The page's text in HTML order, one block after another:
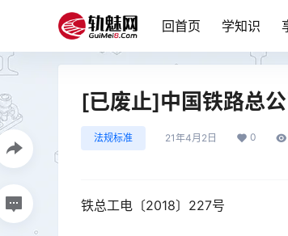
回首页 学知识
[已废止]中国铁路总
法规标准 21年4月2日 0
铁总工电〔2018〕227号